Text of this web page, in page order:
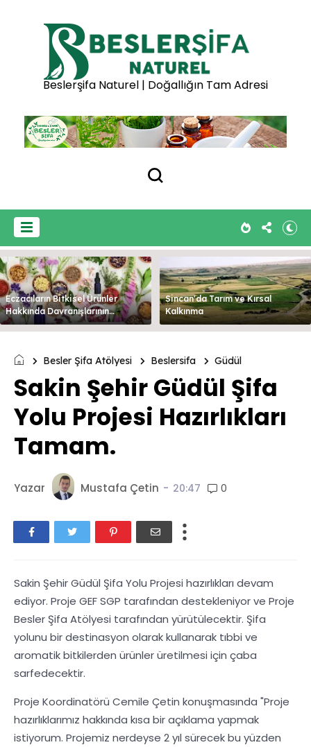
Beslerşifa Naturel | Doğallığın Tam Adresi
Eczacıların Bitkisel Ürünler
Hakkında Davranışlarının
Değerlendirilmesi
Sincan'da Tarım ve Kırsal
Kalkınma
Besler Şifa Atölyesi Beslersifa Güdül
Sakin Şehir Güdül Şifa
Yolu Projesi Hazırlıkları
Tamam.
Yazar Mustafa Çetin - 20:47 0
Sakin Şehir Güdül Şifa Yolu Projesi hazırlıkları devam
ediyor. Proje GEF SGP tarafından destekleniyor ve Proje
Besler Şifa Atölyesi tarafından yürütülecektir. Şifa
yolunu bir destinasyon olarak kullanarak tıbbi ve
aromatik bitkilerden ürünler üretilmesi için çaba
sarfedecektir.
Proje Koordinatörü Cemile Çetin konuşmasında "Proje
hazırlıklarımız hakkında kısa bir açıklama yapmak
istiyorum. Projemiz nerdeyse 2 yıl sürecek bu yüzden